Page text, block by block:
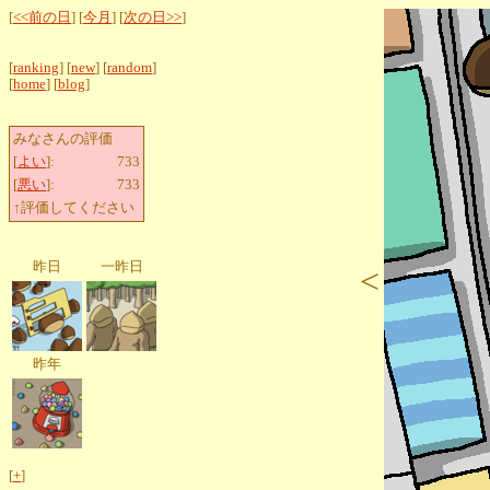
[<<前の日 ] [今月 ] [次の日>>]
[ranking] [new] [random]
[home] [blog]
みなさんの評価
[よい]:
733
[悪い]:
733
↑評価してください
昨日 一昨日
昨年
[+]
<